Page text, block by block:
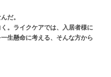
だ。
。ライクケアでは、入居者様に
生懸命に考える、そんな方から